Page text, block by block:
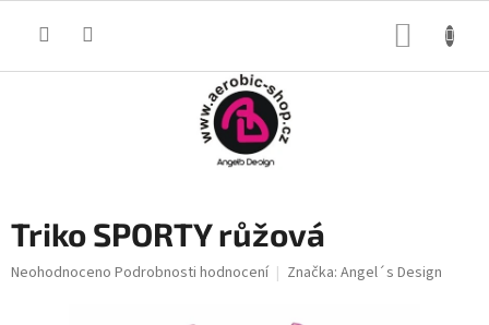
Triko SPORTY růžová
Průměrné
Neohodnoceno Podrobnosti hodnocení Značka: Angel´s Design